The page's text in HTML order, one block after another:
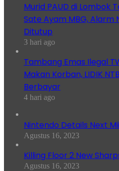
Murid PAUD di Lombok
Sate Ayam MBG, Alarm
Ditutup
3 hari ago
Tambang Emas Ilegal
Makan Korban, LIDIK
Berbayar
4 hari ago
Nintendo Details Next
Agustus 16, 2023
Killing Floor 2 New
Agustus 16, 2023